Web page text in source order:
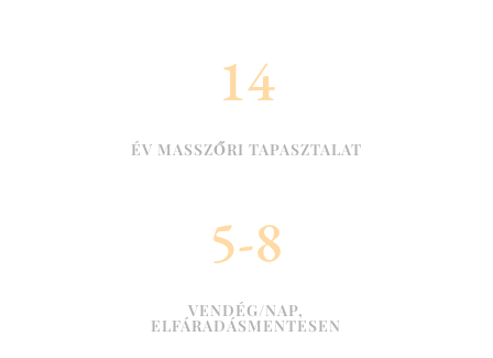
14
ÉV MASSZŐRI TAPASZTALAT
5-8
VENDÉG/NAP,
ELFÁRADÁSMENTESEN